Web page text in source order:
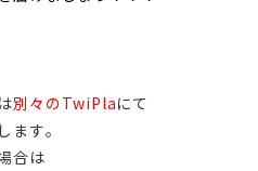
別々のTwiPlaにて
ます。
合は